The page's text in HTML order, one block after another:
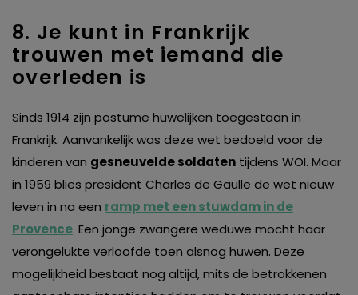
8. Je kunt in Frankrijk
trouwen met iemand die
overleden is
Sinds 1914 zijn postume huwelijken toegestaan in
Frankrijk. Aanvankelijk was deze wet bedoeld voor de
kinderen van gesneuvelde soldaten tijdens WOI. Maar
in 1959 blies president Charles de Gaulle de wet nieuw
leven in na een ramp met een stuwdam in de
Provence. Een jonge zwangere weduwe mocht haar
verongelukte verloofde toen alsnog huwen. Deze
mogelijkheid bestaat nog altijd, mits de betrokkenen